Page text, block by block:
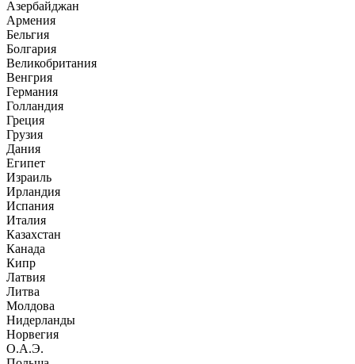
Азербайджан
Армения
Бельгия
Болгария
Великобритания
Венгрия
Германия
Голландия
Греция
Грузия
Дания
Египет
Израиль
Ирландия
Испания
Италия
Казахстан
Канада
Кипр
Латвия
Литва
Молдова
Нидерланды
Норвегия
О.А.Э.